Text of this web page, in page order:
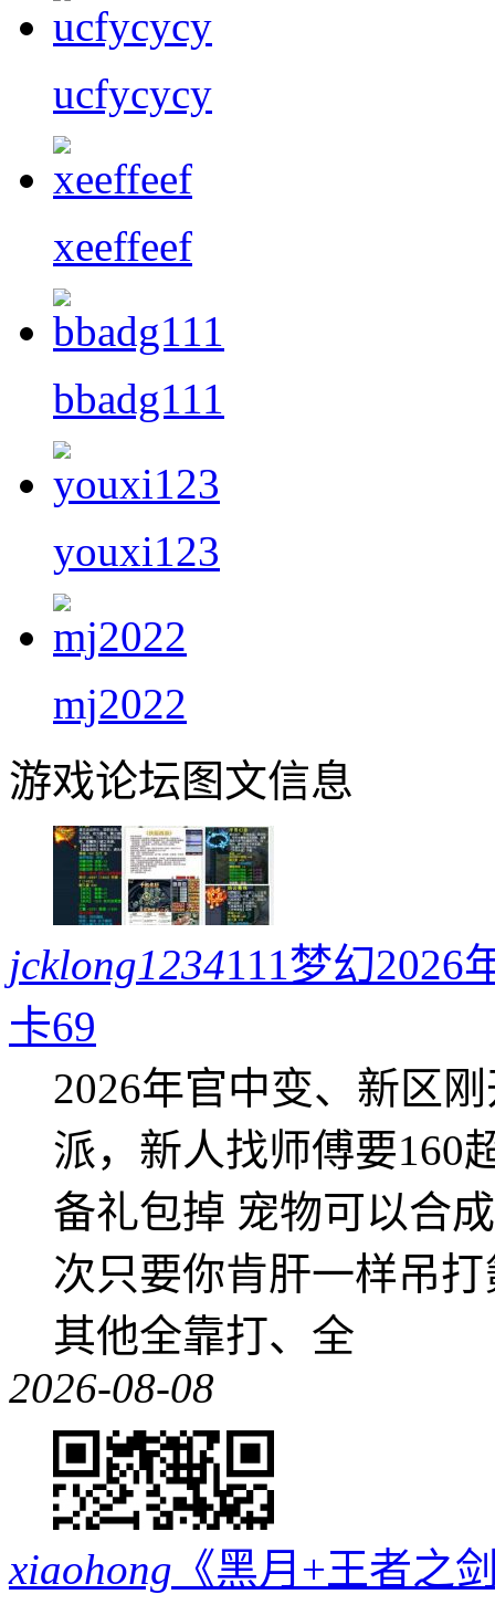
ucfycycy
xeeffeef
bbadg111
youxi123
mj2022
游戏论坛图文信息
jcklong1234111梦幻2026
卡69
2026年官中变、新区
派，新人找师傅要160
备礼包掉 宠物可以合
次只要你肯肝一样吊
其他全靠打、全
2026-08-08
xiaohong 《黑月+王者之